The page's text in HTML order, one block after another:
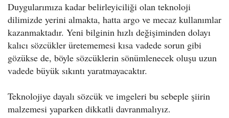
Duygularımıza kadar belirleyiciliği olan teknoloji
dilimizde yerini almakta, hatta argo ve mecaz kullanımlar
kazanmaktadır. Yeni bilginin hızlı değişiminden dolayı
kalıcı sözcükler üretememesi kısa vadede sorun gibi
gözükse de, böyle sözcüklerin sönümlenecek oluşu uzun
vadede büyük sıkıntı yaratmayacaktır.
Teknolojiye dayalı sözcük ve imgeleri bu sebeple şiirin
malzemesi yaparken dikkatli davranmalıyız.